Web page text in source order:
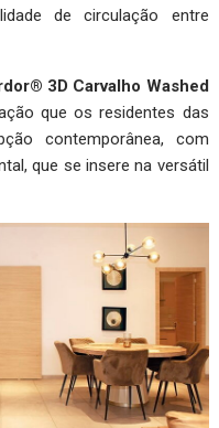
de circulação entre
3D Carvalho Washed
que os residentes das
contemporânea, com
que se insere na versátil